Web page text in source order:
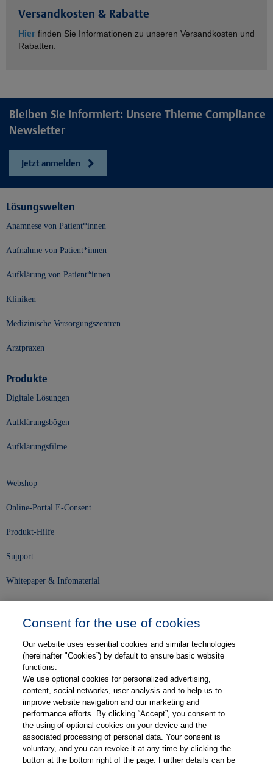
Versandkosten & Rabatte
Hier finden Sie Informationen zu unseren Versandkosten und
Rabatten.
Bleiben Sie informiert: Unsere Thieme Compliance
Newsletter
Jetzt anmelden
Lösungswelten
Anamnese von Patient*innen
Aufnahme von Patient*innen
Aufklärung von Patient*innen
Kliniken
Medizinische Versorgungszentren
Arztpraxen
Produkte
Digitale Lösungen
Aufklärungsbögen
Aufklärungsfilme
Webshop
Online-Portal E-Consent
Produkt-Hilfe
Support
Whitepaper & Infomaterial
Karriere
Kontakt
Web-Semniare
Anwenderberichte
Partner
Consent for the use of cookies
Our website uses essential cookies and similar technologies
(hereinafter "Cookies”) by default to ensure basic website
functions.
We use optional cookies for personalized advertising,
content, social networks, user analysis and to help us to
improve website navigation and our marketing and
performance efforts. By clicking “Accept”, you consent to
the using of optional cookies on your device and the
associated processing of personal data. Your consent is
voluntary, and you can revoke it at any time by clicking the
button at the bottom right of the page. Further details can be